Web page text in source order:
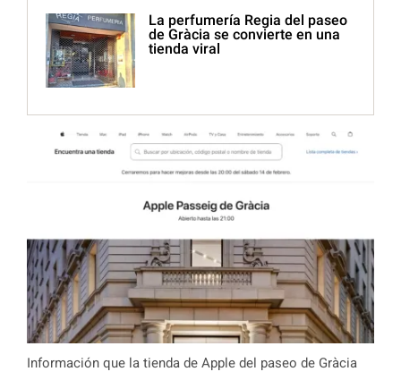
La perfumería Regia del paseo
de Gràcia se convierte en una
tienda viral
Información que la tienda de Apple del paseo de Gràcia